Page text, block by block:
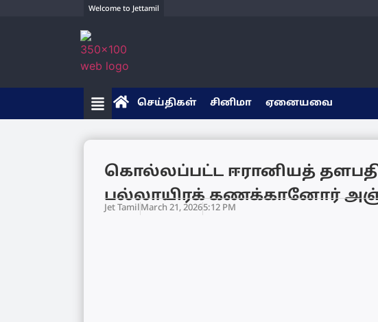
Welcome to Jettamil
செய்திகள் சினிமா ஏனையவை
கொல்லப்பட்ட ஈரானியத் தளபதி
பல்லாயிரக் கணக்கானோர்
Jet TamilMarch 21, 20265:12 PM